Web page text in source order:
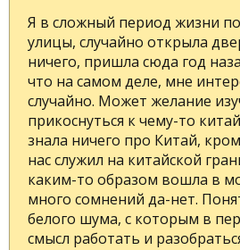
Я в сложный период жизни
улицы, случайно открыла
ничего, пришла сюда год
что на самом деле, мне
случайно. Может желание
прикоснуться к чему-то
знала ничего про Китай,
нас служил на китайской
каким-то образом вошла в
много сомнений да-нет.
белого шума, с которым в
смысл работать и